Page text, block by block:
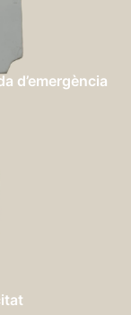
d’emergència